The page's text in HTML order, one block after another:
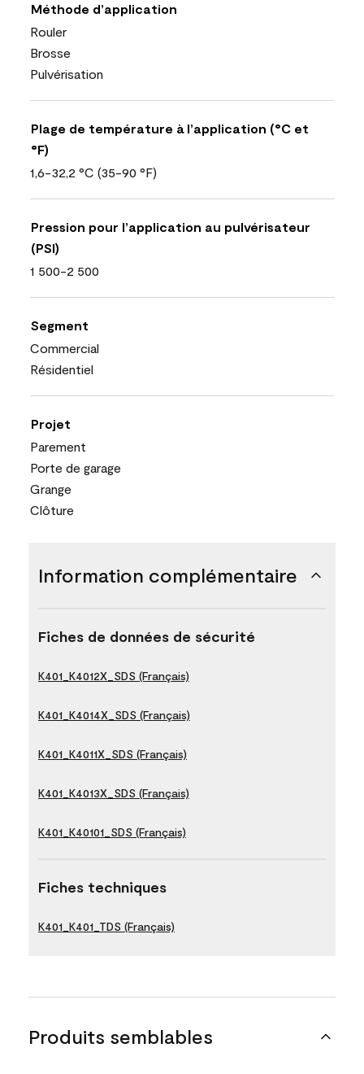
Méthode d’application
Rouler
Brosse
Pulvérisation
Plage de température à l’application (°C et
°F)
1,6-32,2 °C (35-90 °F)
Pression pour l’application au pulvérisateur
(PSI)
1 500-2 500
Segment
Commercial
Résidentiel
Projet
Parement
Porte de garage
Grange
Clôture
Information complémentaire
Fiches de données de sécurité
K401_K4012X_SDS (Français)
K401_K4014X_SDS (Français)
K401_K4011X_SDS (Français)
K401_K4013X_SDS (Français)
K401_K40101_SDS (Français)
Fiches techniques
K401_K401_TDS (Français)
Produits semblables